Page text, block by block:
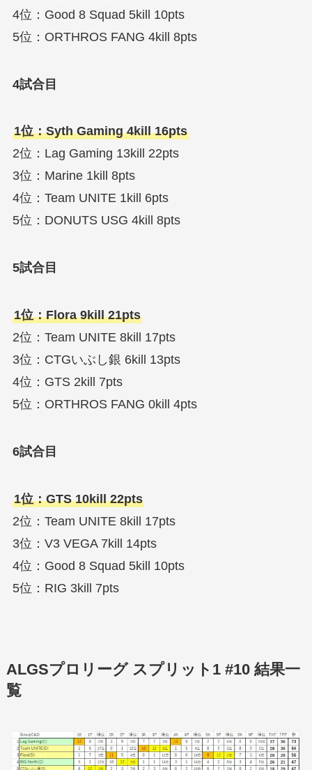
4位：Good 8 Squad 5kill 10pts
5位：ORTHROS FANG 4kill 8pts
4試合目
1位：Syth Gaming 4kill 16pts
2位：Lag Gaming 13kill 22pts
3位：Marine 1kill 8pts
4位：Team UNITE 1kill 6pts
5位：DONUTS USG 4kill 8pts
5試合目
1位：Flora 9kill 21pts
2位：Team UNITE 8kill 17pts
3位：CTGいぶし銀 6kill 13pts
4位：GTS 2kill 7pts
5位：ORTHROS FANG 0kill 4pts
6試合目
1位：GTS 10kill 22pts
2位：Team UNITE 8kill 17pts
3位：V3 VEGA 7kill 14pts
4位：Good 8 Squad 5kill 10pts
5位：RIG 3kill 7pts
ALGSプロリーグ スプリット1 #10 結果一
覧